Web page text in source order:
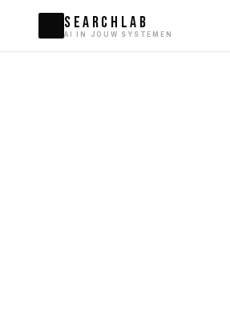
SEARCHLAB
AI IN JOUW SYSTEMEN